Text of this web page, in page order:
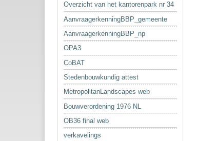
Overzicht van het kantorenpark nr 34
AanvraagerkenningBBP_gemeente
AanvraagerkenningBBP_np
OPA3
CoBAT
Stedenbouwkundig attest
MetropolitanLandscapes web
Bouwverordening 1976 NL
OB36 final web
verkavelings